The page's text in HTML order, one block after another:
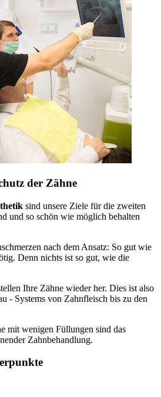
der Zähne
sind unsere Ziele für die zweiten
und so schön wie möglich behalten
nach dem Ansatz: So gut wie
Denn nichts ist so gut, wie die
Ihre Zähne wieder her. Dies ist also
- Systems von Zahnfleisch bis zu den
mit wenigen Füllungen sind das
Zahnbehandlung.